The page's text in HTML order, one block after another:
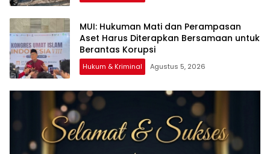
‎MUI: Hukuman Mati dan Perampasan
Aset Harus Diterapkan Bersamaan untuk
Hukum & Kriminal Agustus 5, 2026